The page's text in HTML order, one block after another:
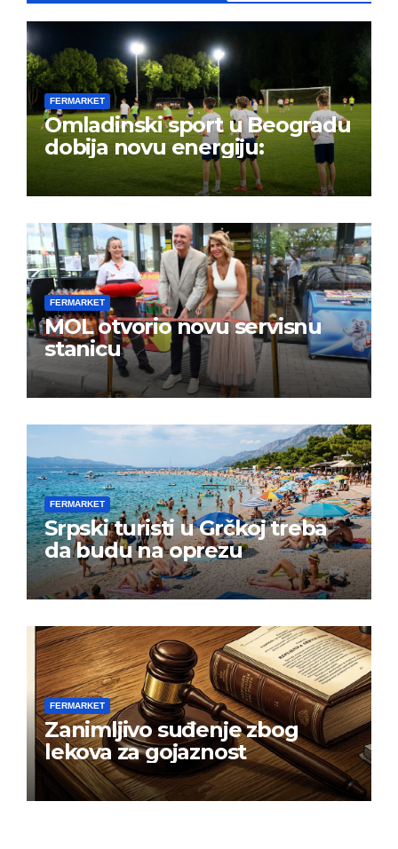
FERMARKET
Omladinski sport u Beogradu
dobija novu energiju:
FERMARKET
MOL otvorio novu servisnu
stanicu
FERMARKET
Srpski turisti u Grčkoj treba
da budu na oprezu
FERMARKET
Zanimljivo suđenje zbog
lekova za gojaznost